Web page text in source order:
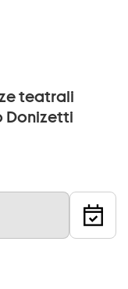
teatrali
Donizetti